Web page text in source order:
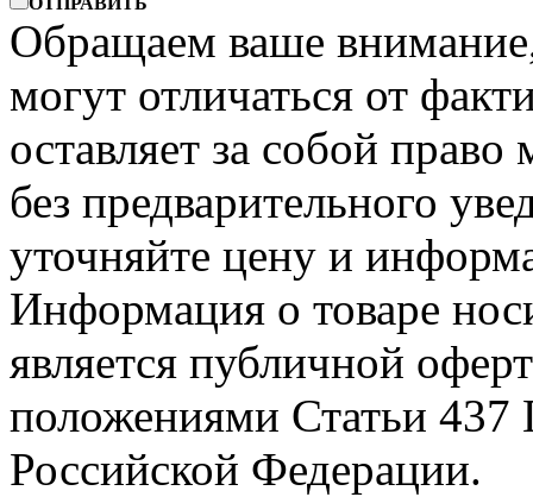
Обращаем ваше
могут отличаться от
оставляет за собой право
без предварительного
уточняйте цену и
Информация о товаре
является публичной
положениями Статьи 437
Российской Федерации.